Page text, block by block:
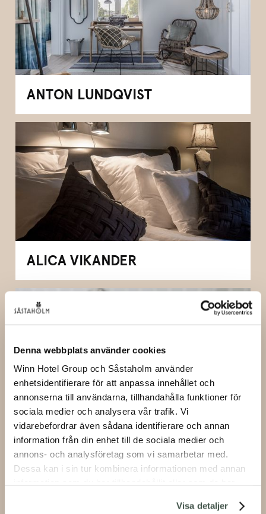
Denna webbplats använder cookies
Winn Hotel Group och Såstaholm använder
enhetsidentifierare för att anpassa innehållet och
annonserna till användarna, tillhandahålla funktioner för
sociala medier och analysera vår trafik. Vi
vidarebefordrar även sådana identifierare och annan
information från din enhet till de sociala medier och
annons- och analysföretag som vi samarbetar med.
Dessa kan i sin tur kombinera informationen med annan
Visa detaljer
ANTON LUNDQVIST
ALICA VIKANDER
ELIN ROMBO